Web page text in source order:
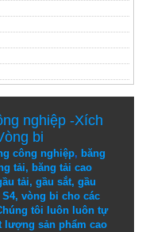
nghiệp-Xích
bi
công nghiệp, băng
tải, băng tải cao
tải, gầu sắt, gầu
, vòng bi cho các
tôi luôn luôn tự
lượng sảnphẩm cao